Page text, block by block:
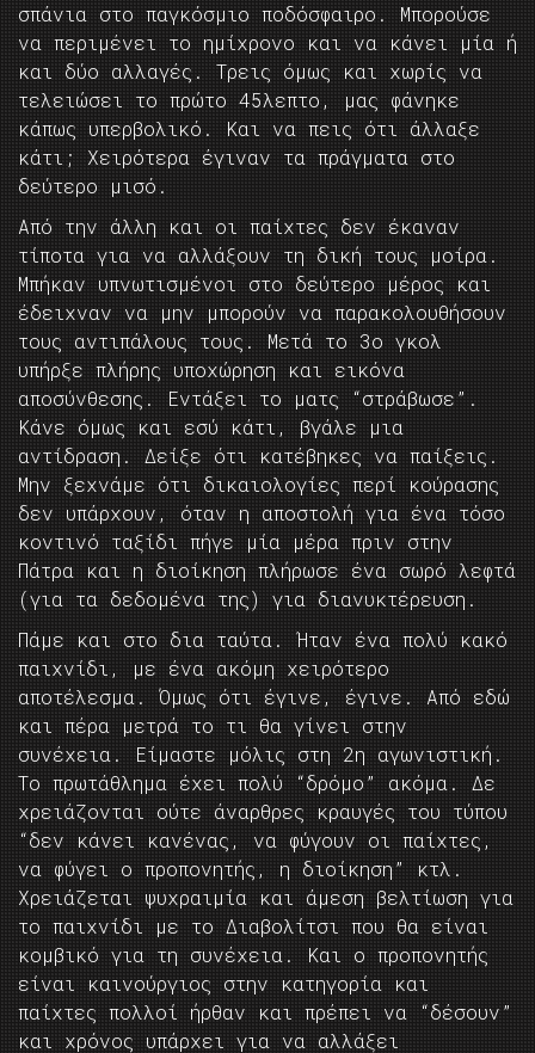
σπάνια στο παγκόσμιο ποδόσφαιρο. Μπορούσε
να περιμένει το ημίχρονο και να κάνει μία ή
και δύο αλλαγές. Τρεις όμως και χωρίς να
τελειώσει το πρώτο 45λεπτο, μας φάνηκε
κάπως υπερβολικό. Και να πεις ότι άλλαξε
κάτι; Χειρότερα έγιναν τα πράγματα στο
δεύτερο μισό.
Από την άλλη και οι παίχτες δεν έκαναν
τίποτα για να αλλάξουν τη δική τους μοίρα.
Μπήκαν υπνωτισμένοι στο δεύτερο μέρος και
έδειχναν να μην μπορούν να παρακολουθήσουν
τους αντιπάλους τους. Μετά το 3ο γκολ
υπήρξε πλήρης υποχώρηση και εικόνα
αποσύνθεσης. Εντάξει το ματς “στράβωσε”.
Κάνε όμως και εσύ κάτι, βγάλε μια
αντίδραση. Δείξε ότι κατέβηκες να παίξεις.
Μην ξεχνάμε ότι δικαιολογίες περί κούρασης
δεν υπάρχουν, όταν η αποστολή για ένα τόσο
κοντινό ταξίδι πήγε μία μέρα πριν στην
Πάτρα και η διοίκηση πλήρωσε ένα σωρό λεφτά
(για τα δεδομένα της) για διανυκτέρευση.
Πάμε και στο δια ταύτα. Ήταν ένα πολύ κακό
παιχνίδι, με ένα ακόμη χειρότερο
αποτέλεσμα. Όμως ότι έγινε, έγινε. Από εδώ
και πέρα μετρά το τι θα γίνει στην
συνέχεια. Είμαστε μόλις στη 2η αγωνιστική.
Το πρωτάθλημα έχει πολύ “δρόμο” ακόμα. Δε
χρειάζονται ούτε άναρθρες κραυγές του τύπου
“δεν κάνει κανένας, να φύγουν οι παίχτες,
να φύγει ο προπονητής, η διοίκηση” κτλ.
Χρειάζεται ψυχραιμία και άμεση βελτίωση για
το παιχνίδι με το Διαβολίτσι που θα είναι
κομβικό για τη συνέχεια. Και ο προπονητής
είναι καινούργιος στην κατηγορία και
παίχτες πολλοί ήρθαν και πρέπει να “δέσουν”
και χρόνος υπάρχει για να αλλάξει